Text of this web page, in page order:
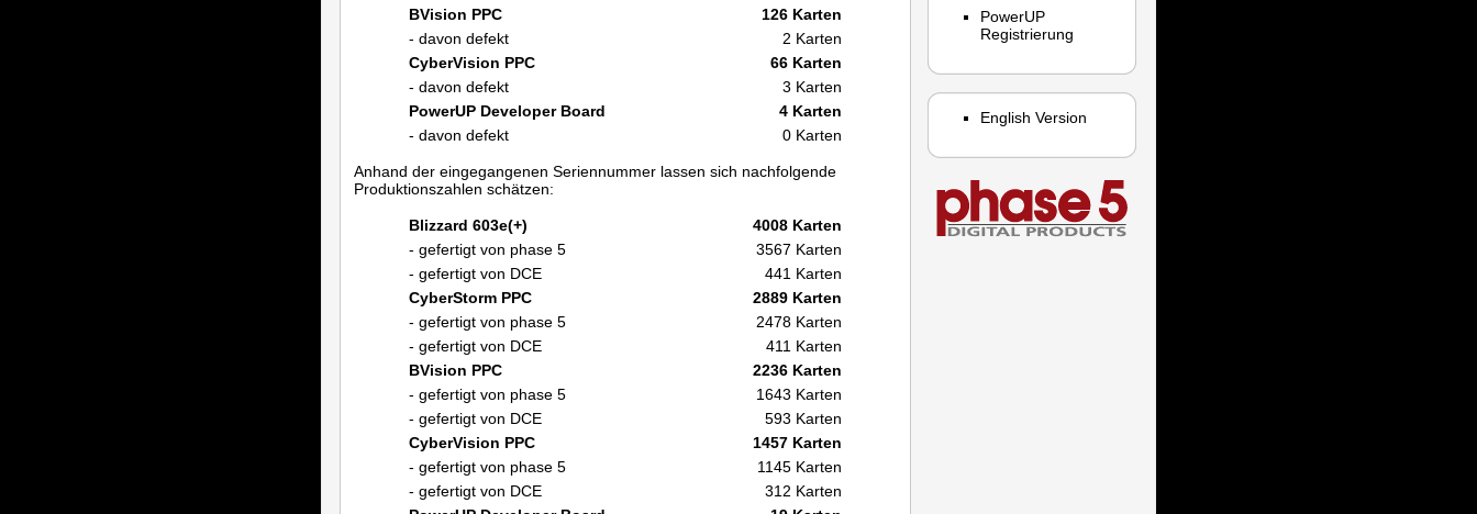
BVision PPC
126 Karten
- davon defekt
2 Karten
CyberVision PPC
66 Karten
- davon defekt
3 Karten
PowerUP Developer Board
4 Karten
- davon defekt
0 Karten
Anhand der eingegangenen Seriennummer lassen sich nachfolgende
Produktionszahlen schätzen:
Blizzard 603e(+)
4008 Karten
- gefertigt von phase 5
3567 Karten
- gefertigt von DCE
441 Karten
CyberStorm PPC
2889 Karten
- gefertigt von phase 5
2478 Karten
- gefertigt von DCE
411 Karten
BVision PPC
2236 Karten
- gefertigt von phase 5
1643 Karten
- gefertigt von DCE
593 Karten
CyberVision PPC
1457 Karten
- gefertigt von phase 5
1145 Karten
- gefertigt von DCE
312 Karten
PowerUP
Registrierung
English Version